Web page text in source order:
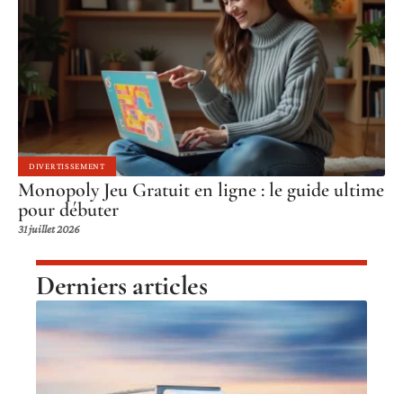
DIVERTISSEMENT
Monopoly Jeu Gratuit en ligne : le guide ultime
pour débuter
31 juillet 2026
Derniers articles